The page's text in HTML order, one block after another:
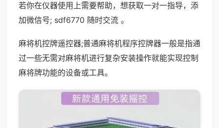
若你在仪器使用上需要帮助，想获取一对一指导，添
加微信号; sdf6770 随时交流 。
麻将机控牌遥控器;普通麻将机程序控牌器一般是指通
过一些无需对麻将机进行复杂安装操作就能实现控制
麻将牌功能的设备或工具。